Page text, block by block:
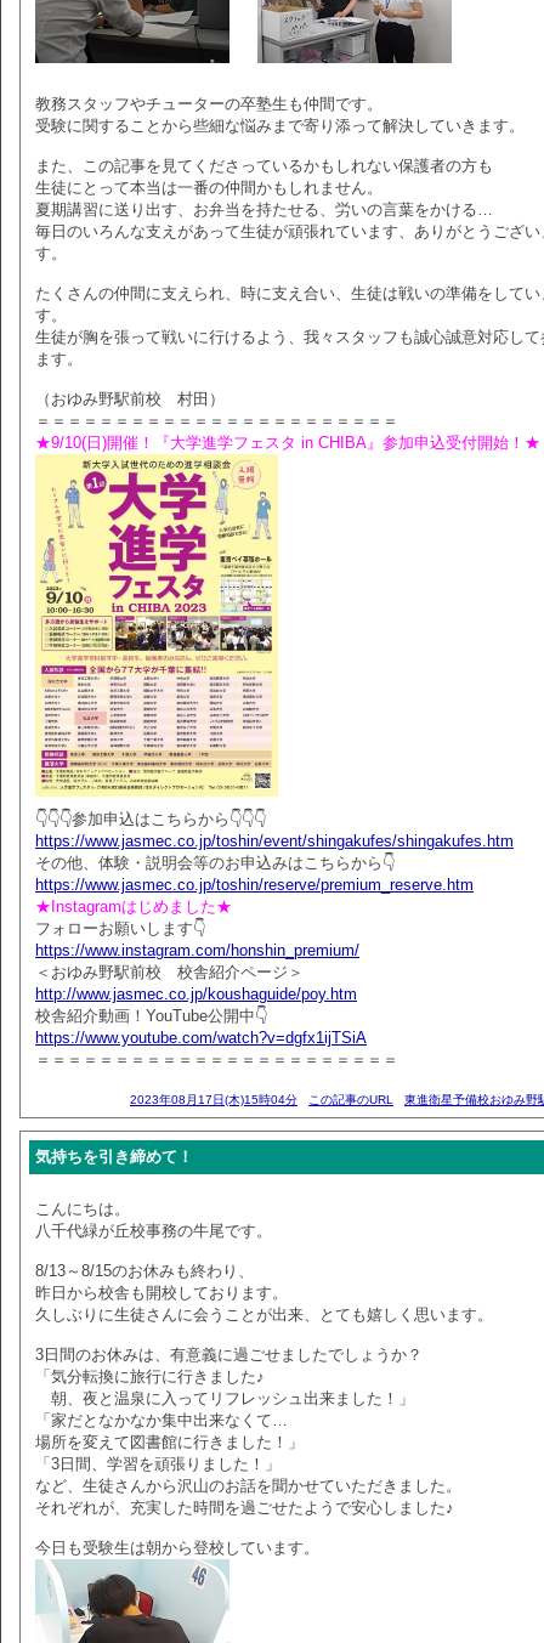
教務スタッフやチューターの卒塾生も仲間です。
受験に関することから些細な悩みまで寄り添って解決していきます。
また、この記事を見てくださっているかもしれない保護者の方も
生徒にとって本当は一番の仲間かもしれません。
夏期講習に送り出す、お弁当を持たせる、労いの言葉をかける…
毎日のいろんな支えがあって生徒が頑張れています、ありがとうござい
す。
たくさんの仲間に支えられ、時に支え合い、生徒は戦いの準備をしてい
す。
生徒が胸を張って戦いに行けるよう、我々スタッフも誠心誠意対応して
ます。
（おゆみ野駅前校 村田）
＝＝＝＝＝＝＝＝＝＝＝＝＝＝＝＝＝＝＝＝＝＝＝
★9/10(日)開催！『大学進学フェスタ in CHIBA』参加申込受付開始！★
👇👇👇参加申込はこちらから👇👇👇
https://www.jasmec.co.jp/toshin/event/shingakufes/shingakufes.htm
その他、体験・説明会等のお申込みはこちらから👇
https://www.jasmec.co.jp/toshin/reserve/premium_reserve.htm
★Instagramはじめました★
フォローお願いします👇
https://www.instagram.com/honshin_premium/
＜おゆみ野駅前校 校舎紹介ページ＞
http://www.jasmec.co.jp/koushaguide/poy.htm
校舎紹介動画！YouTube公開中👇
https://www.youtube.com/watch?v=dgfx1ijTSiA
＝＝＝＝＝＝＝＝＝＝＝＝＝＝＝＝＝＝＝＝＝＝＝
2023年08月17日(木)15時04分 この記事のURL 東進衛星予備校おゆみ野
気持ちを引き締めて！
こんにちは。
八千代緑が丘校事務の牛尾です。
8/13～8/15のお休みも終わり、
昨日から校舎も開校しております。
久しぶりに生徒さんに会うことが出来、とても嬉しく思います。
3日間のお休みは、有意義に過ごせましたでしょうか？
「気分転換に旅行に行きました♪
朝、夜と温泉に入ってリフレッシュ出来ました！」
「家だとなかなか集中出来なくて…
場所を変えて図書館に行きました！」
「3日間、学習を頑張りました！」
など、生徒さんから沢山のお話を聞かせていただきました。
それぞれが、充実した時間を過ごせたようで安心しました♪
今日も受験生は朝から登校しています。